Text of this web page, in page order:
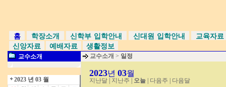
홈 학장소개 신학부 입학안내 신대원 입학안내
교육자료
신앙자료
예배자료 생활정보
교수소개
2023 년 03 월
교수소개 > 일정
2023년 03월
지난달 지난주 오늘 다음주 다음달